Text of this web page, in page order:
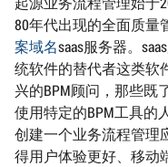
80年代出现的全面质量
案域名saas服务器。
统软件的替代者这类软
兴的BPM顾问，那些既
使用特定的BPM工具的
创建一个业务流程管理
得用户体验更好、移动